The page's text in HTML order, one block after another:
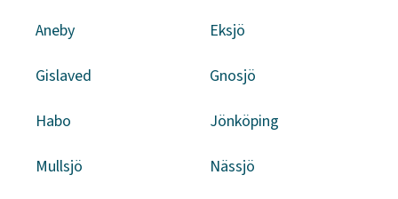
Aneby Eksjö
Gislaved Gnosjö
Habo Jönköping
Mullsjö Nässjö